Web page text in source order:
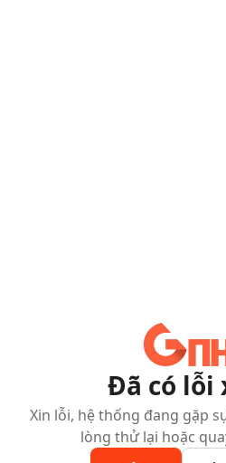
Đã có lỗi
Xin lỗi, hệ thống đang gặp
lòng thử lại hoặc